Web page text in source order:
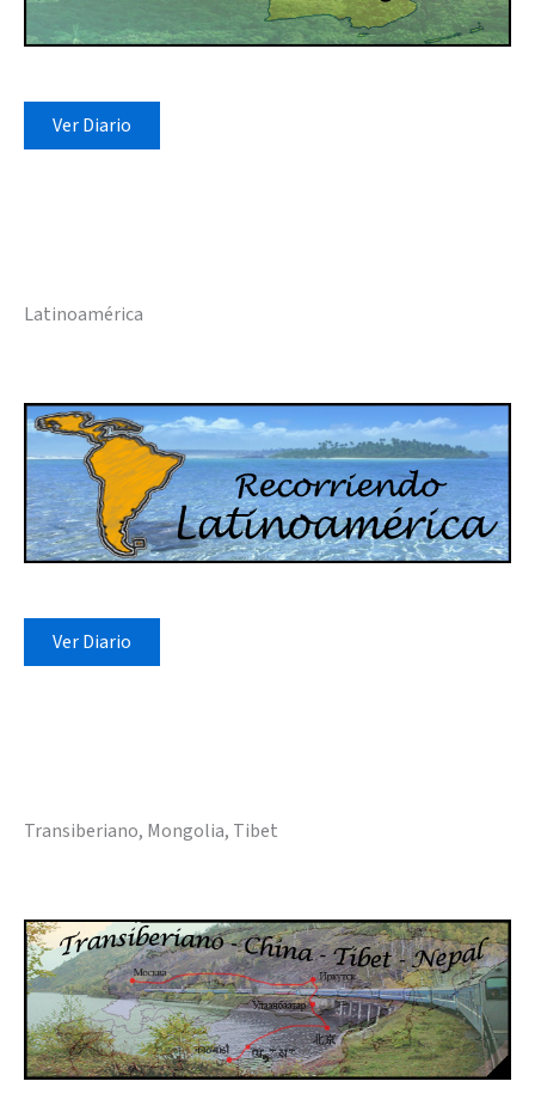
Ver Diario
Latinoamérica
Ver Diario
Transiberiano, Mongolia, Tibet